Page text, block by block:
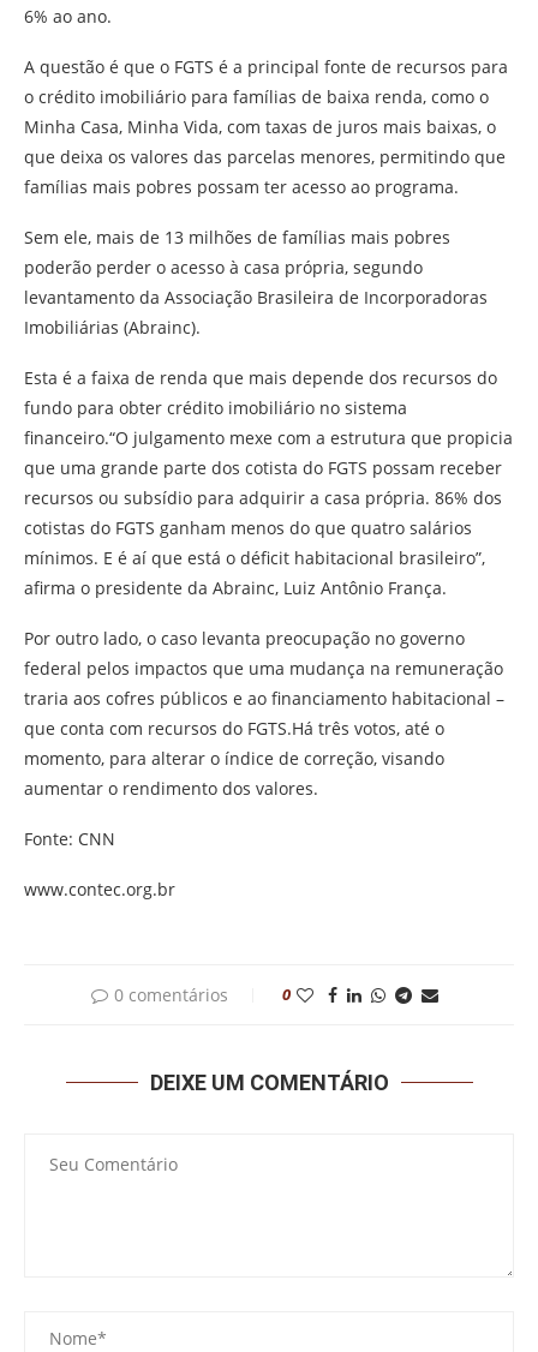
6% ao ano.
A questão é que o FGTS é a principal fonte de recursos para
o crédito imobiliário para famílias de baixa renda, como o
Minha Casa, Minha Vida, com taxas de juros mais baixas, o
que deixa os valores das parcelas menores, permitindo que
famílias mais pobres possam ter acesso ao programa.
Sem ele, mais de 13 milhões de famílias mais pobres
poderão perder o acesso à casa própria, segundo
levantamento da Associação Brasileira de Incorporadoras
Imobiliárias (Abrainc).
Esta é a faixa de renda que mais depende dos recursos do
fundo para obter crédito imobiliário no sistema
financeiro.“O julgamento mexe com a estrutura que propicia
que uma grande parte dos cotista do FGTS possam receber
recursos ou subsídio para adquirir a casa própria. 86% dos
cotistas do FGTS ganham menos do que quatro salários
mínimos. E é aí que está o déficit habitacional brasileiro”,
afirma o presidente da Abrainc, Luiz Antônio França.
Por outro lado, o caso levanta preocupação no governo
federal pelos impactos que uma mudança na remuneração
traria aos cofres públicos e ao financiamento habitacional –
que conta com recursos do FGTS.Há três votos, até o
momento, para alterar o índice de correção, visando
aumentar o rendimento dos valores.
Fonte: CNN
www.contec.org.br
0 comentários 0
DEIXE UM COMENTÁRIO